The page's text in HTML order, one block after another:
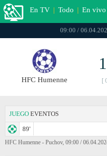
En TV | Todo | En vivo
09:00 /
HFC Humenne [
JUEGO EVENTOS
89'
HFC Humenne - Puchov, 09:00 /